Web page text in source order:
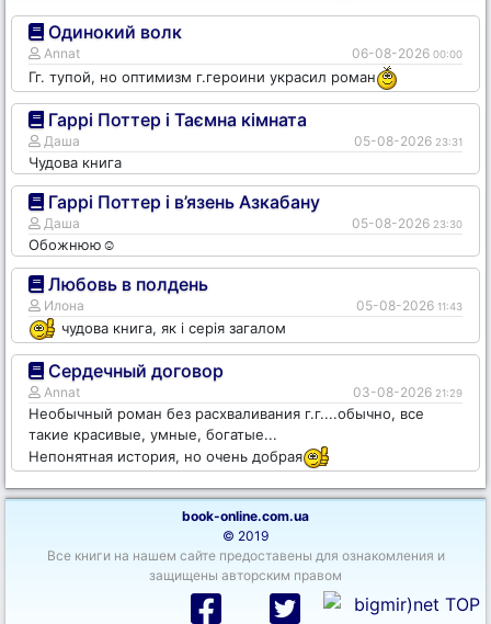
Одинокий волк
Annat 06-08-2026 00:00
Гг. тупой, но оптимизм г.героини украсил роман
Гаррі Поттер і Таємна кімната
Даша 05-08-2026 23:31
Чудова книга
Гаррі Поттер і в’язень Азкабану
Даша 05-08-2026 23:30
Обожнюю☺️
Любовь в полдень
Илона 05-08-2026 11:43
чудова книга, як і серія загалом
Сердечный договор
Annat 03-08-2026 21:29
Необычный роман без расхваливания г.г....обычно, все
такие красивые, умные, богатые...
Непонятная история, но очень добрая
book-online.com.ua
© 2019
Все книги на нашем сайте предоставены для ознакомления и
защищены авторским правом